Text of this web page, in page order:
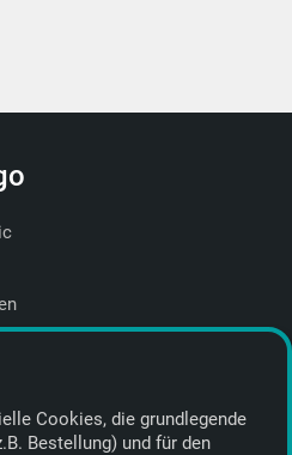
Cookies, die grund­legende
Bestellung) und für den